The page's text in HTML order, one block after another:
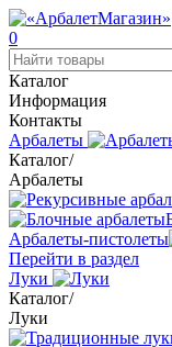
0
Каталог
Информация
Контакты
Арбалеты
Каталог/
Арбалеты
Арбалеты-пистолеты
Перейти в раздел
Луки
Каталог/
Луки